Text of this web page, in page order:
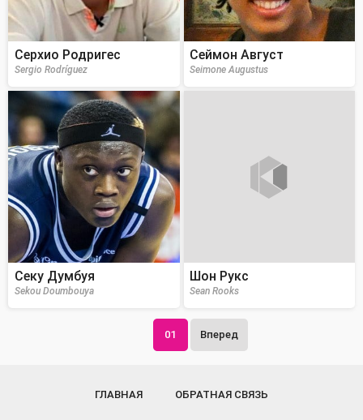
Серхио Родригес
Sergio Rodríguez
Сеймон Август
Seimone Augustus
Секу Думбуя
Sekou Doumbouya
Шон Рукс
Sean Rooks
01 Вперед
ГЛАВНАЯ ОБРАТНАЯ СВЯЗЬ